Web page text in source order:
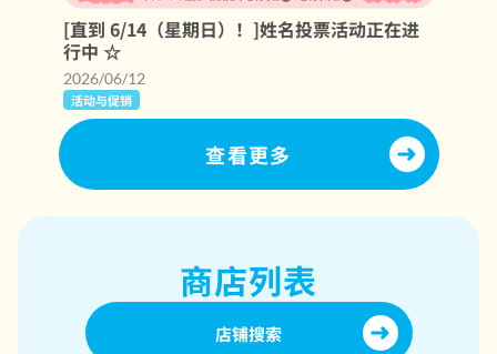
[直到 6/14（星期日）！]姓名投票活动正在进
行中 ☆
2026/06/12
活动与促销
查看更多
商店列表
店铺搜索